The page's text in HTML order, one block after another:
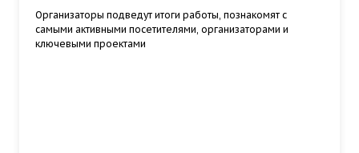
Организаторы подведут итоги работы, познакомят с
самыми активными посетителями, организаторами и
ключевыми проектами